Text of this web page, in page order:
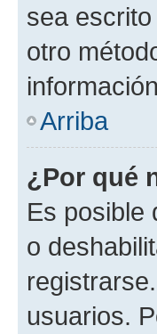
sea
otro
Arriba
¿Por qué
Es posible
o
usuarios.